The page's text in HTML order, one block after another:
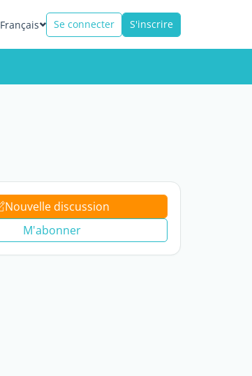
Français Se connecter S'inscrire
Nouvelle discussion
M'abonner